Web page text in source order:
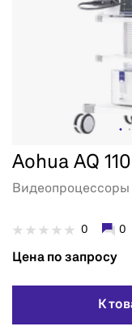
Aohua AQ 110
Видеопроцессоры
0 0
Цена по запросу
К